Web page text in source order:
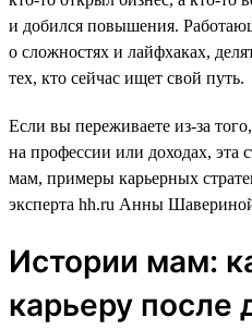
и добился повышения.
о сложностях и лайфхаках,
тех, кто сейчас ищет свой путь.
Если вы переживаете из-за
на профессии или доходах, эта
мам, примеры карьерных
эксперта hh.ru Анны
Истории мам:
карьеру после